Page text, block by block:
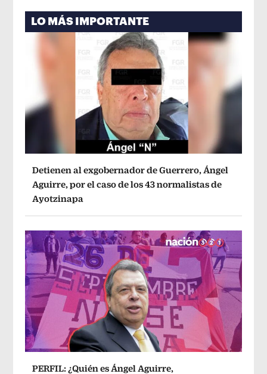
LO MÁS IMPORTANTE
Detienen al exgobernador de Guerrero, Ángel
Aguirre, por el caso de los 43 normalistas de
Ayotzinapa
PERFIL: ¿Quién es Ángel Aguirre,